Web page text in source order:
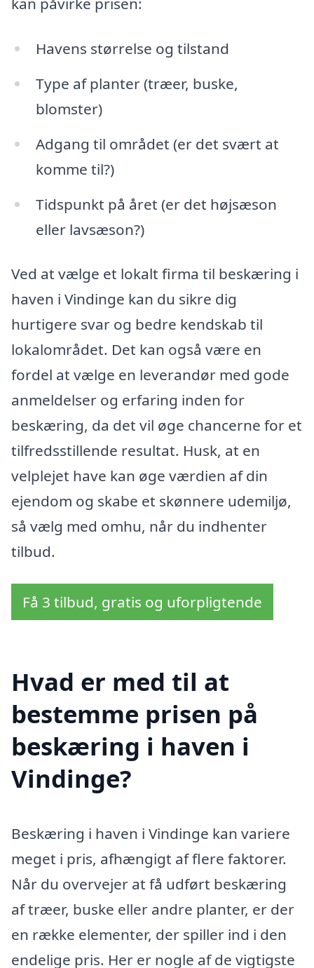
Havens størrelse og tilstand
Type af planter (træer, buske,
blomster)
Adgang til området (er det svært at
komme til?)
Tidspunkt på året (er det højsæson
eller lavsæson?)
Ved at vælge et lokalt firma til beskæring i
haven i Vindinge kan du sikre dig
hurtigere svar og bedre kendskab til
lokalområdet. Det kan også være en
fordel at vælge en leverandør med gode
anmeldelser og erfaring inden for
beskæring, da det vil øge chancerne for et
tilfredsstillende resultat. Husk, at en
velplejet have kan øge værdien af din
ejendom og skabe et skønnere udemiljø,
så vælg med omhu, når du indhenter
tilbud.
Få 3 tilbud, gratis og uforpligtende
Hvad er med til at
bestemme prisen på
beskæring i haven i
Vindinge?
Beskæring i haven i Vindinge kan variere
meget i pris, afhængigt af flere faktorer.
Når du overvejer at få udført beskæring
af træer, buske eller andre planter, er der
en række elementer, der spiller ind i den
endelige pris. Her er nogle af de vigtigste